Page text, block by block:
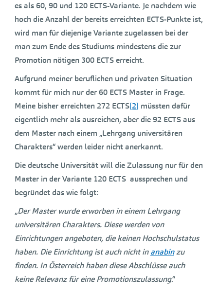
es als 60, 90 und 120 ECTS-Variante. Je nachdem wie
hoch die Anzahl der bereits erreichten ECTS-Punkte ist,
wird man für diejenige Variante zugelassen bei der
man zum Ende des Studiums mindestens die zur
Promotion nötigen 300 ECTS erreicht.
Aufgrund meiner beruflichen und privaten Situation
kommt für mich nur der 60 ECTS Master in Frage.
Meine bisher erreichten 272 ECTS[2] müssten dafür
eigentlich mehr als ausreichen, aber die 92 ECTS aus
dem Master nach einem „Lehrgang universitären
Charakters“ werden leider nicht anerkannt.
Die deutsche Universität will die Zulassung nur für den
Master in der Variante 120 ECTS aussprechen und
begründet das wie folgt:
„Der Master wurde erworben in einem Lehrgang
universitären Charakters. Diese werden von
Einrichtungen angeboten, die keinen Hochschulstatus
haben. Die Einrichtung ist auch nicht inanabinzu
finden. In Österreich haben diese Abschlüsse auch
keine Relevanz für eine Promotionszulassung.“